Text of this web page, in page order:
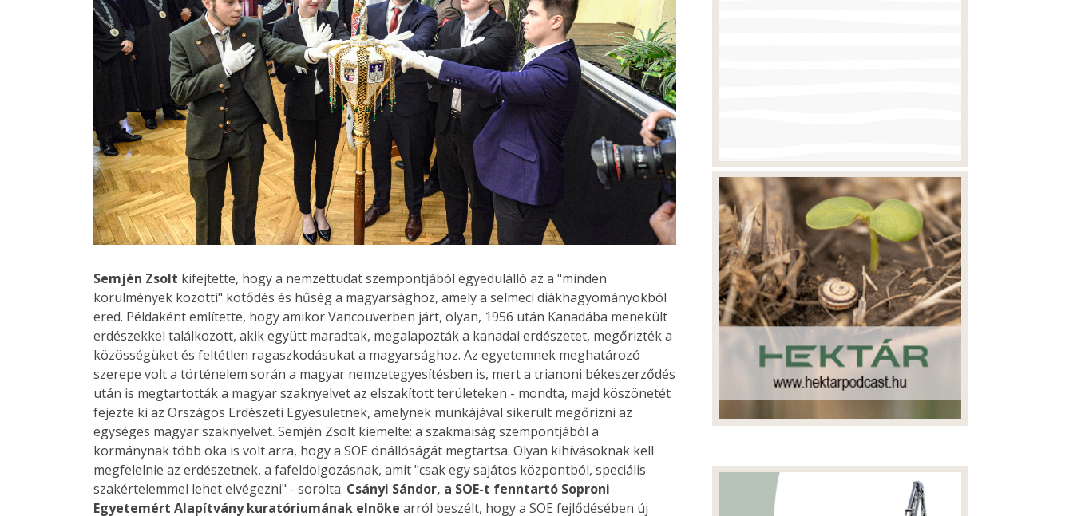
Semjén Zsolt kifejtette, hogy a nemzettudat szempontjából egyedülálló az a "minden
körülmények közötti" kötődés és hűség a magyarsághoz, amely a selmeci diákhagyományokból
ered. Példaként említette, hogy amikor Vancouverben járt, olyan, 1956 után Kanadába menekült
erdészekkel találkozott, akik együtt maradtak, megalapozták a kanadai erdészetet, megőrizték a
közösségüket és feltétlen ragaszkodásukat a magyarsághoz. Az egyetemnek meghatározó
szerepe volt a történelem során a magyar nemzetegyesítésben is, mert a trianoni békeszerződés
után is megtartották a magyar szaknyelvet az elszakított területeken - mondta, majd köszönetét
fejezte ki az Országos Erdészeti Egyesületnek, amelynek munkájával sikerült megőrizni az
egységes magyar szaknyelvet. Semjén Zsolt kiemelte: a szakmaiság szempontjából a
kormánynak több oka is volt arra, hogy a SOE önállóságát megtartsa. Olyan kihívásoknak kell
megfelelnie az erdészetnek, a fafeldolgozásnak, amit "csak egy sajátos központból, speciális
szakértelemmel lehet elvégezni" - sorolta. Csányi Sándor, a SOE-t fenntartó Soproni
Egyetemért Alapítvány kuratóriumának elnöke arról beszélt, hogy a SOE fejlődésében új